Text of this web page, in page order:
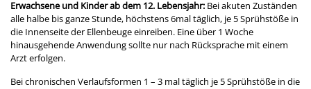
Erwachsene und Kinder ab dem 12. Lebensjahr: Bei akuten Zuständen
alle halbe bis ganze Stunde, höchstens 6mal täglich, je 5 Sprühstöße in
die Innenseite der Ellenbeuge einreiben. Eine über 1 Woche
hinausgehende Anwendung sollte nur nach Rücksprache mit einem
Arzt erfolgen.
Bei chronischen Verlaufsformen 1 – 3 mal täglich je 5 Sprühstöße in die